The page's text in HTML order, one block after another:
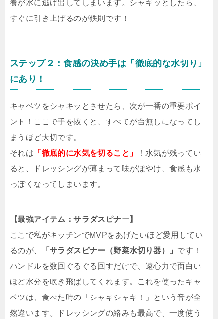
養が水に逃げ出してしまいます。シャキッとしたら、
すぐに引き上げるのが鉄則です！
ステップ２：食感の決め手は「徹底的な水切り」
にあり！
キャベツをシャキッとさせたら、次が一番の重要ポイ
ント！ここで手を抜くと、すべてが台無しになってし
まうほど大切です。
それは 「徹底的に水気を切ること」
！水気が残ってい
ると、ドレッシングが薄まって味がぼやけ、食感も水
っぽくなってしまいます。
【最強アイテム：サラダスピナー】
ここで私がキッチンでMVPをあげたいほど愛用してい
るのが、
「サラダスピナー（野菜水切り器）」 です！
ハンドルを数回ぐるぐる回すだけで、遠心力で面白い
ほど水分を吹き飛ばしてくれます。これを使ったキャ
ベツは、食べた時の「シャキシャキ！」という音が全
然違います。ドレッシングの絡みも最高で、一度使う